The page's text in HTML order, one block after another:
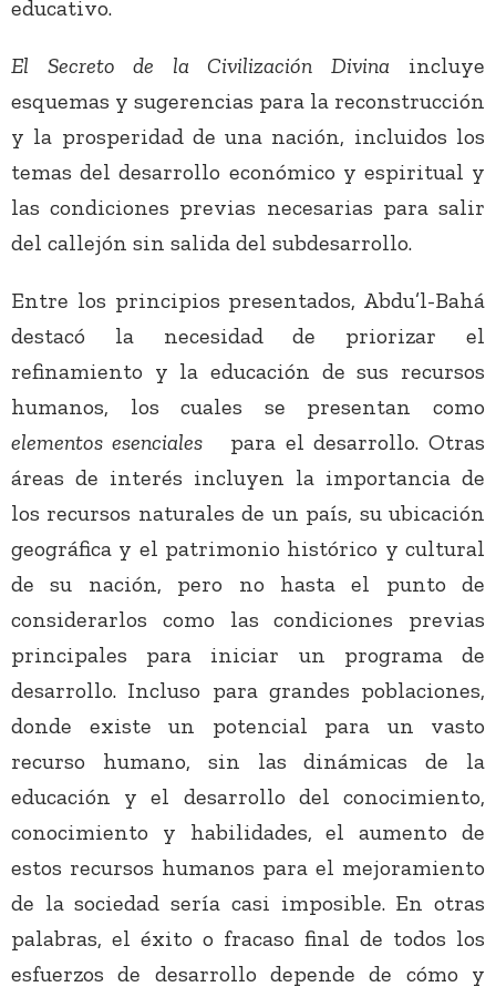
educativo.
El Secreto de la Civilización Divinaincluye
esquemas y sugerencias para la reconstrucción
y la prosperidad de una nación, incluidos los
temas del desarrollo económico y espiritual y
las condiciones previas necesarias para salir
del callejón sin salida del subdesarrollo.
Entre los principios presentados, Abdu’l-Bahá
destacó la necesidad de priorizar el
refinamiento y la educación de sus recursos
humanos, los cuales se presentan como
elementos esencialespara el desarrollo. Otras
áreas de interés incluyen la importancia de
los recursos naturales de un país, su ubicación
geográfica y el patrimonio histórico y cultural
de su nación, pero no hasta el punto de
considerarlos como las condiciones previas
principales para iniciar un programa de
desarrollo. Incluso para grandes poblaciones,
donde existe un potencial para un vasto
recurso humano, sin las dinámicas de la
educación y el desarrollo del conocimiento,
conocimiento y habilidades, el aumento de
estos recursos humanos para el mejoramiento
de la sociedad sería casi imposible. En otras
palabras, el éxito o fracaso final de todos los
esfuerzos de desarrollo depende de cómo y